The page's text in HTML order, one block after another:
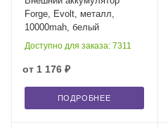
Forge, Evolt, металл,
10000mah, белый
Доступно для заказа: 7311
от 1 176 ₽
ПОДРОБНЕЕ